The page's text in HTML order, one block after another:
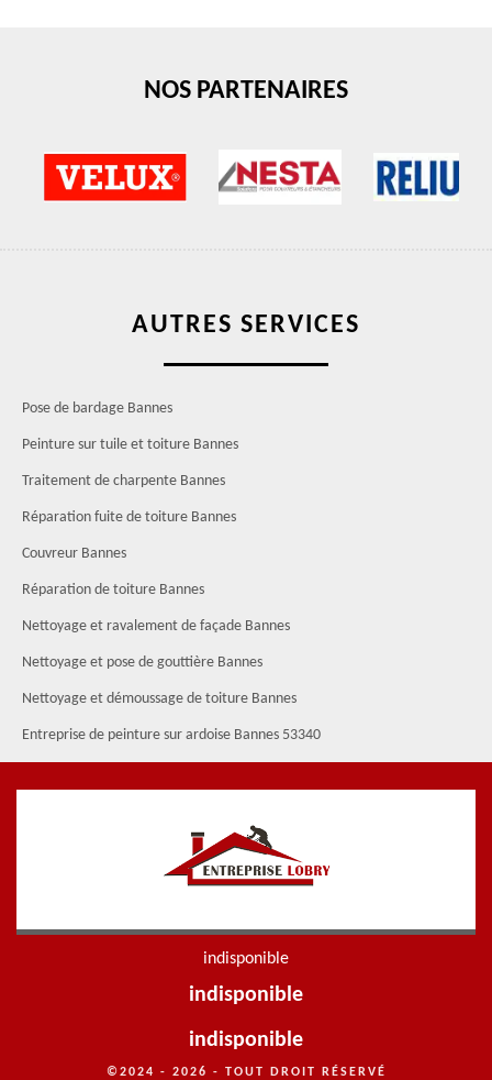
NOS PARTENAIRES
AUTRES SERVICES
Pose de bardage Bannes
Peinture sur tuile et toiture Bannes
Traitement de charpente Bannes
Réparation fuite de toiture Bannes
Couvreur Bannes
Réparation de toiture Bannes
Nettoyage et ravalement de façade Bannes
Nettoyage et pose de gouttière Bannes
Nettoyage et démoussage de toiture Bannes
Entreprise de peinture sur ardoise Bannes 53340
indisponible
indisponible
indisponible
©2024 - 2026 - TOUT DROIT RÉSERVÉ